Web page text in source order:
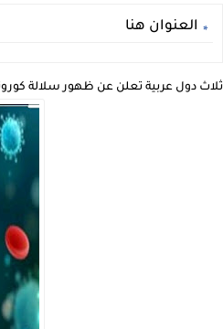
العنوان هنا
ثلاث دول عربية تعلن عن ظهور سلالة